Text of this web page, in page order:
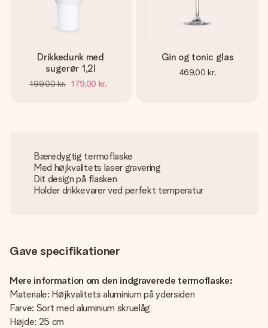
Drikkedunk med
sugerør 1,2l
199,00 kr. 179,00 kr.
Gin og tonic glas
469,00 kr.
Bæredygtig termoflaske
Med højkvalitets laser gravering
Dit design på flasken
Holder drikkevarer ved perfekt temperatur
Gave specifikationer
Mere information om den indgraverede termoflaske:
Materiale: Højkvalitets aluminium på ydersiden
Farve: Sort med aluminium skruelåg
Højde: 25 cm